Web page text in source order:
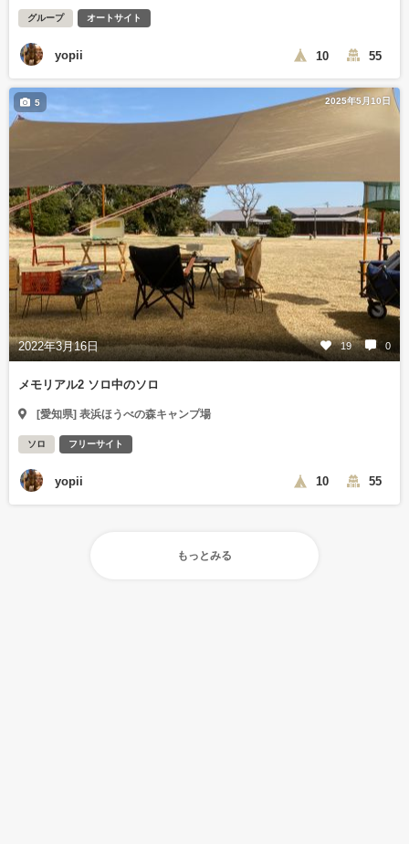
グループ オートサイト
yopii 10 55
2025年5月10日
2022年3月16日 19 0
5
メモリアル2 ソロ中のソロ
[愛知県] 表浜ほうべの森キャンプ場
ソロ フリーサイト
yopii 10 55
もっとみる